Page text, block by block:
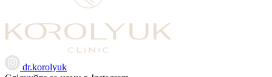
dr.korolyuk